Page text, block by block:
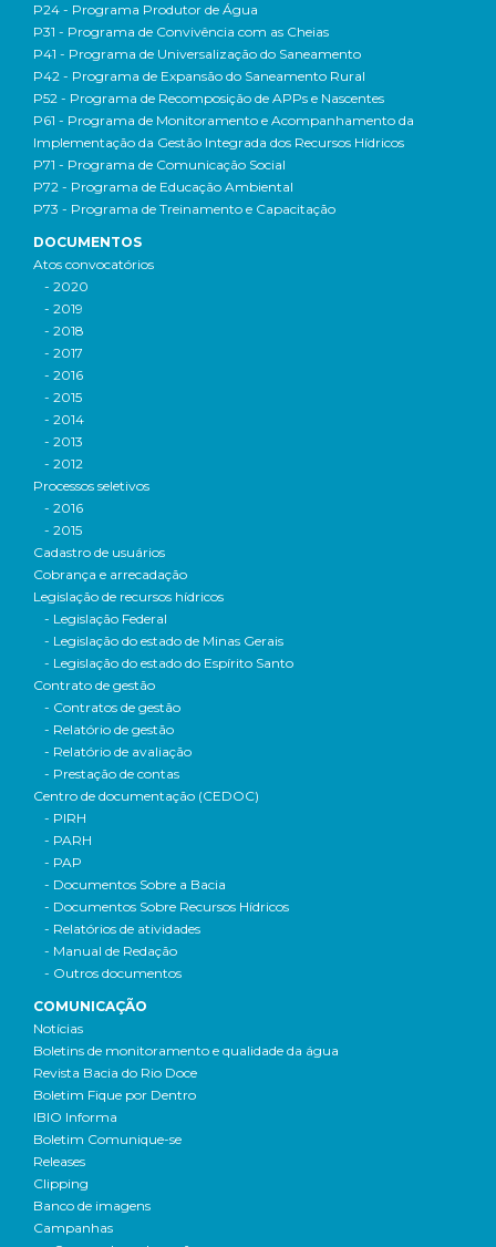
P24 - Programa Produtor de Água
P31 - Programa de Convivência com as Cheias
P41 - Programa de Universalização do Saneamento
P42 - Programa de Expansão do Saneamento Rural
P52 - Programa de Recomposição de APPs e Nascentes
P61 - Programa de Monitoramento e Acompanhamento da
Implementação da Gestão Integrada dos Recursos Hídricos
P71 - Programa de Comunicação Social
P72 - Programa de Educação Ambiental
P73 - Programa de Treinamento e Capacitação
DOCUMENTOS
Atos convocatórios
- 2020
- 2019
- 2018
- 2017
- 2016
- 2015
- 2014
- 2013
- 2012
Processos seletivos
- 2016
- 2015
Cadastro de usuários
Cobrança e arrecadação
Legislação de recursos hídricos
- Legislação Federal
- Legislação do estado de Minas Gerais
- Legislação do estado do Espírito Santo
Contrato de gestão
- Contratos de gestão
- Relatório de gestão
- Relatório de avaliação
- Prestação de contas
Centro de documentação (CEDOC)
- PIRH
- PARH
- PAP
- Documentos Sobre a Bacia
- Documentos Sobre Recursos Hídricos
- Relatórios de atividades
- Manual de Redação
- Outros documentos
COMUNICAÇÃO
Notícias
Boletins de monitoramento e qualidade da água
Revista Bacia do Rio Doce
Boletim Fique por Dentro
IBIO Informa
Boletim Comunique-se
Releases
Clipping
Banco de imagens
Campanhas